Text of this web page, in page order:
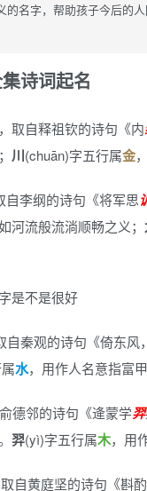
的名字，帮助孩子今后的
诗词起名
取自释祖钦的诗句《内
川(chuān)字五行属金
自李纲的诗句《将军思
河流般流淌顺畅之义；
是不是很好
自秦观的诗句《倚东风，
水，用作人名意指富
德邻的诗句《逄蒙学羿
羿(yì)字五行属木，用
取自黄庭坚的诗句《斟酌